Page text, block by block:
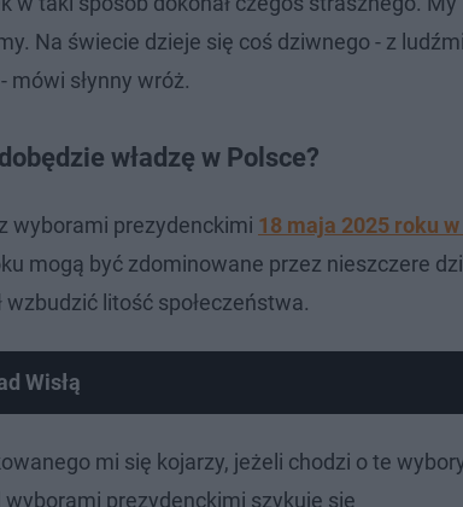
Na świecie dzieje się coś dziwnego - z
mówi słynny wróż.
władzę w Polsce?
wyborami prezydenckimi 18 maja 2025 roku
mogą być zdominowane przez nieszczere
litość społeczeństwa.
Wisłą
mi się kojarzy, jeżeli chodzi o te
prezydenckimi szykuje się